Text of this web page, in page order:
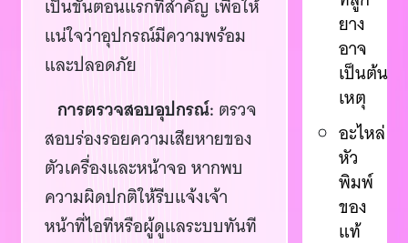
เป็นขั้นตอนแรกที่สำคัญ เพื่อให้
แน่ใจว่าอุปกรณ์มีความพร้อม
และปลอดภัย
การตรวจสอบอุปกรณ์: ตรวจ
สอบร่องรอยความเสียหายของ
ตัวเครื่องและหน้าจอ หากพบ
ความผิดปกติให้รีบแจ้งเจ้า
หน้าที่ไอทีหรือผู้ดูแลระบบทันที
ยาง
อาจ
เป็นต้น
เหตุ
อะไหล่
หัว
พิมพ์
ของ
แท้